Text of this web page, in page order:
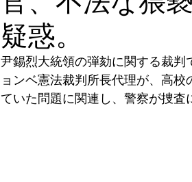
疑惑。
尹錫烈大統領の弾劾に関する裁
ョンベ憲法裁判所長代理が、高
ていた問題に関連し、警察が捜査